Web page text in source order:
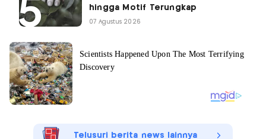
hingga Motif Terungkap
07 Agustus 2026
Telusuri berita news lainnya